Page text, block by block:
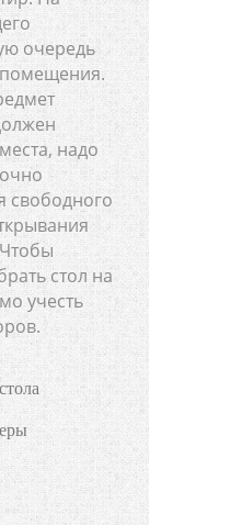
очередь
надо
свободного
стол на
учесть